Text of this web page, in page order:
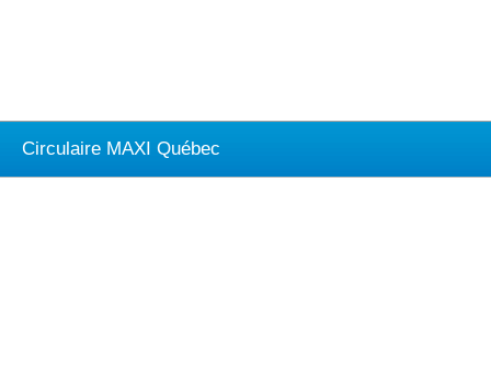
Circulaire MAXI Québec